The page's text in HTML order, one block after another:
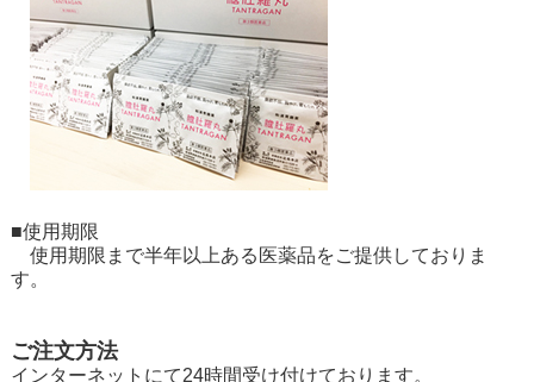
■使用期限
使用期限まで半年以上ある医薬品をご提供しておりま
す。
ご注文方法
インターネットにて24時間受け付けております。